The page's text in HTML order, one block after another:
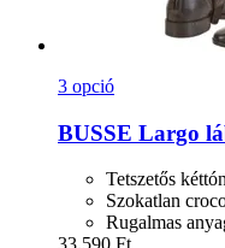
3 opció
BUSSE Largo
Tetszetős
Szokatlan
Rugalmas